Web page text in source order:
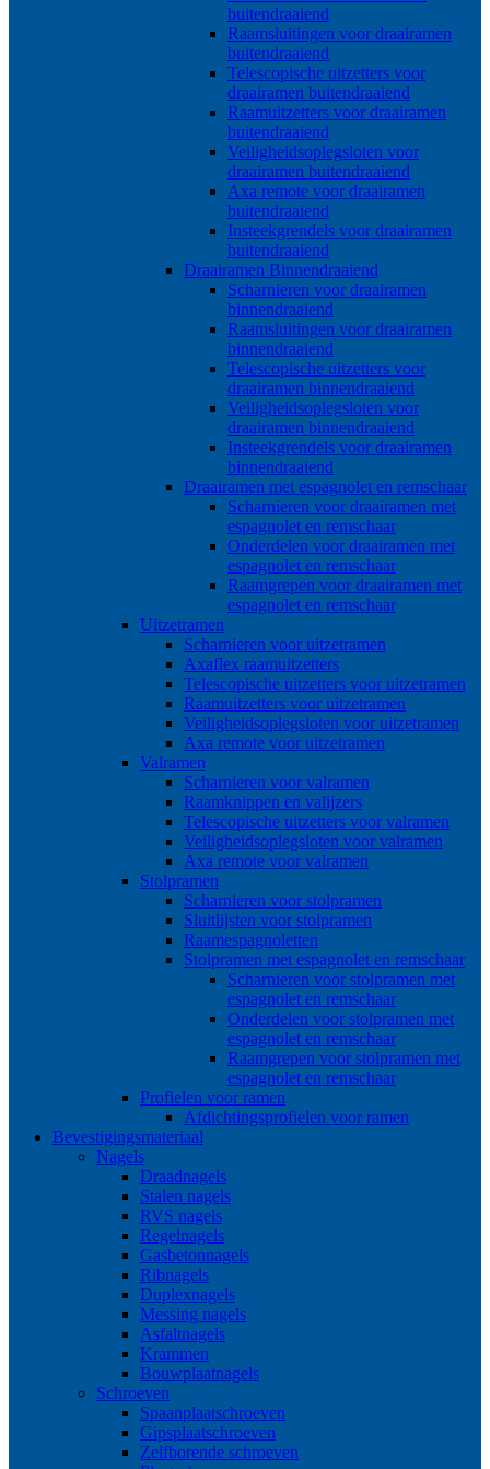
buitendraaiend
Raamsluitingen voor draairamen
buitendraaiend
Telescopische uitzetters voor
draairamen buitendraaiend
Raamuitzetters voor draairamen
buitendraaiend
Veiligheidsoplegsloten voor
draairamen buitendraaiend
Axa remote voor draairamen
buitendraaiend
Insteekgrendels voor draairamen
buitendraaiend
Draairamen Binnendraaiend
Scharnieren voor draairamen
binnendraaiend
Raamsluitingen voor draairamen
binnendraaiend
Telescopische uitzetters voor
draairamen binnendraaiend
Veiligheidsoplegsloten voor
draairamen binnendraaiend
Insteekgrendels voor draairamen
binnendraaiend
Draairamen met espagnolet en remschaar
Scharnieren voor draairamen met
espagnolet en remschaar
Onderdelen voor draairamen met
espagnolet en remschaar
Raamgrepen voor draairamen met
espagnolet en remschaar
Uitzetramen
Scharnieren voor uitzetramen
Axaflex raamuitzetters
Telescopische uitzetters voor uitzetramen
Raamuitzetters voor uitzetramen
Veiligheidsoplegsloten voor uitzetramen
Axa remote voor uitzetramen
Valramen
Scharnieren voor valramen
Raamknippen en valijzers
Telescopische uitzetters voor valramen
Veiligheidsoplegsloten voor valramen
Axa remote voor valramen
Stolpramen
Scharnieren voor stolpramen
Sluitlijsten voor stolpramen
Raamespagnoletten
Stolpramen met espagnolet en remschaar
Scharnieren voor stolpramen met
espagnolet en remschaar
Onderdelen voor stolpramen met
espagnolet en remschaar
Raamgrepen voor stolpramen met
espagnolet en remschaar
Profielen voor ramen
Afdichtingsprofielen voor ramen
Bevestigingsmateriaal
Nagels
Draadnagels
Stalen nagels
RVS nagels
Regelnagels
Gasbetonnagels
Ribnagels
Duplexnagels
Messing nagels
Asfaltnagels
Krammen
Bouwplaatnagels
Schroeven
Spaanplaatschroeven
Gipsplaatschroeven
Zelfborende schroeven